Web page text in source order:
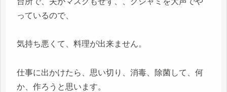
っているので、
気持ち悪くて、料理が出来ません。
仕事に出かけたら、思い切り、消毒、除菌して、何
か、作ろうと思います。